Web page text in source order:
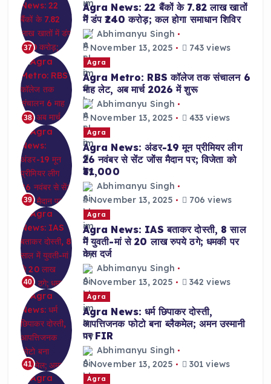
37
Agra News: 22 बैंकों के 7.82 लाख खातों
में डंप ₹240 करोड़; कल होगा समाधान शिविर
Abhimanyu Singh
November 13, 2025
743 views
38
Agra
Agra Metro: RBS कॉलेज तक संचालन 6
माह लेट, अब मार्च 2026 में शुरू
Abhimanyu Singh
November 13, 2025
433 views
39
Agra
Agra News: अंडर-19 मून प्रीमियर लीग
26 नवंबर से सेंट जोंस मैदान पर; विजेता को
₹31,000
Abhimanyu Singh
November 13, 2025
706 views
40
Agra
Agra News: IAS बताकर दोस्ती, 8 साल
में युवती-मां से 20 लाख रुपये ठगे; धमकी पर
केस दर्ज
Abhimanyu Singh
November 13, 2025
342 views
41
Agra
Agra News: धर्म छिपाकर दोस्ती,
आपत्तिजनक फोटो बना ब्लैकमेल; अमन उस्मानी
पर FIR
Abhimanyu Singh
November 13, 2025
301 views
Agra